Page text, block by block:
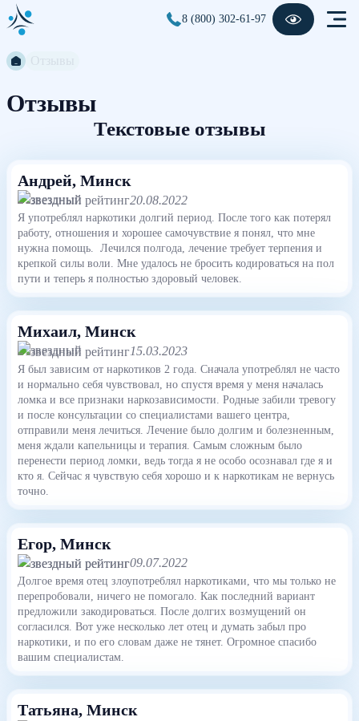
8 (800) 302-61-97
Отзывы
Текстовые отзывы
Андрей, Минск
20.08.2022
Я употреблял наркотики долгий период. После того как потерял
работу, отношения и хорошее самочувствие я понял, что мне
нужна помощь. Лечился полгода, лечение требует терпения и
крепкой силы воли. Мне удалось не бросить кодироваться на пол
пути и теперь я полностью здоровый человек.
Михаил, Минск
15.03.2023
Я был зависим от наркотиков 2 года. Сначала употреблял не часто
и нормально себя чувствовал, но спустя время у меня началась
ломка и все признаки наркозависимости. Родные забили тревогу
и после консультации со специалистами вашего центра,
отправили меня лечиться. Лечение было долгим и болезненным,
меня ждали капельницы и терапия. Самым сложным было
перенести период ломки, ведь тогда я не особо осознавал где я и
кто я. Сейчас я чувствую себя хорошо и к наркотикам не вернусь
точно.
Егор, Минск
09.07.2022
Долгое время отец злоупотреблял наркотиками, что мы только не
перепробовали, ничего не помогало. Как последний вариант
предложили закодироваться. После долгих возмущений он
согласился. Вот уже несколько лет отец и думать забыл про
наркотики, и по его словам даже не тянет. Огромное спасибо
вашим специалистам.
Татьяна, Минск